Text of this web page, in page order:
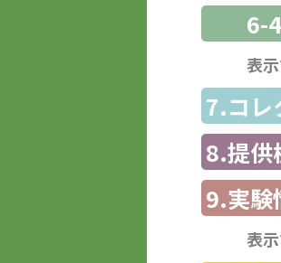
6-
表
7.コレ
8.提供
9.実験
表